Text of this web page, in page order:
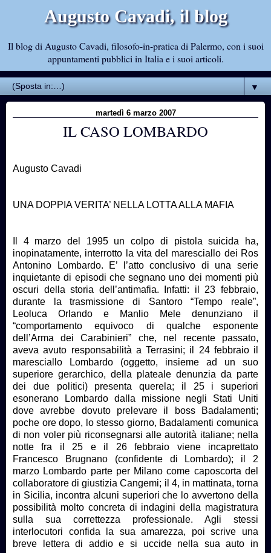
Augusto Cavadi, il blog
Il blog di Augusto Cavadi, filosofo-in-pratica di Palermo, con i suoi
appuntamenti pubblici in Italia e i suoi articoli.
▼
martedì 6 marzo 2007
IL CASO LOMBARDO
Augusto Cavadi
UNA DOPPIA VERITA’ NELLA LOTTA ALLA MAFIA
Il 4 marzo del 1995 un colpo di pistola suicida ha,
inopinatamente, interrotto la vita del maresciallo dei Ros
Antonino Lombardo. E’ l’atto conclusivo di una serie
inquietante di episodi che segnano uno dei momenti più
oscuri della storia dell’antimafia. Infatti: il 23 febbraio,
durante la trasmissione di Santoro “Tempo reale”,
Leoluca Orlando e Manlio Mele denunziano il
“comportamento equivoco di qualche esponente
dell’Arma dei Carabinieri” che, nel recente passato,
aveva avuto responsabilità a Terrasini; il 24 febbraio il
maresciallo Lombardo (oggetto, insieme ad un suo
superiore gerarchico, della plateale denunzia da parte
dei due politici) presenta querela; il 25 i superiori
esonerano Lombardo dalla missione negli Stati Uniti
dove avrebbe dovuto prelevare il boss Badalamenti;
poche ore dopo, lo stesso giorno, Badalamenti comunica
di non voler più riconsegnarsi alle autorità italiane; nella
notte fra il 25 e il 26 febbraio viene incaprettato
Francesco Brugnano (confidente di Lombardo); il 2
marzo Lombardo parte per Milano come caposcorta del
collaboratore di giustizia Cangemi; il 4, in mattinata, torna
in Sicilia, incontra alcuni superiori che lo avvertono della
possibilità molto concreta di indagini della magistratura
sulla sua correttezza professionale. Agli stessi
interlocutori confida la sua amarezza, poi scrive una
breve lettera di addio e si uccide nella sua auto in